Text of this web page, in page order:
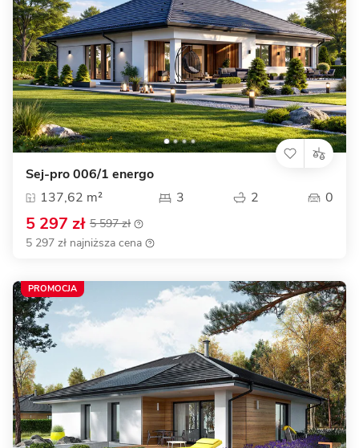
Sej-pro 006/1 energo
137,62 m²
3 2 0
5 297 zł 5 597 zł
5 297 zł najniższa cena
PROMOCJA